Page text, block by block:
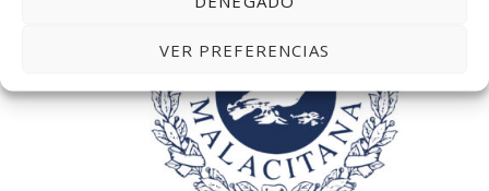
VER PREFERENCIAS